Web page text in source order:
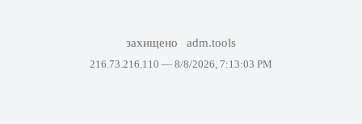
захищено adm.tools
216.73.216.110 — 8/8/2026, 7:13:03 PM